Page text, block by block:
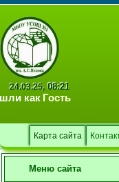
24.03.25, 08:21
как Гость
Карта сайта
Меню сайта